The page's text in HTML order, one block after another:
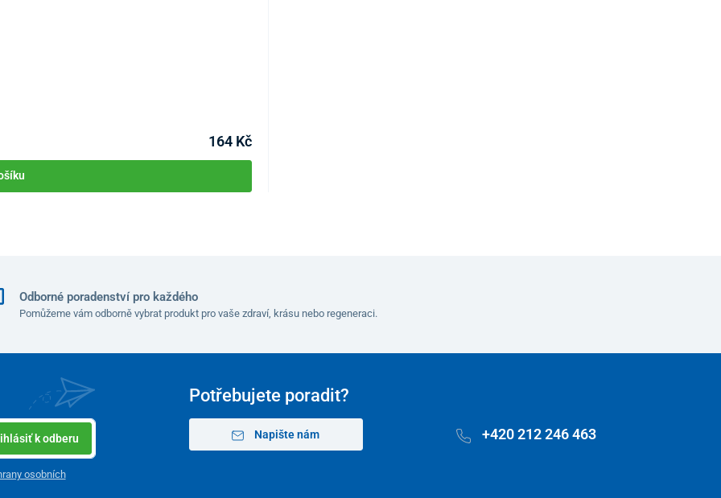
nachází na levé straně řidiče, kde si
nebo sluneční brýle
164 Kč
Odborné poradenství pro každého
Pomůžeme vám odborně vybrat produkt pro vaše zdraví, krásu nebo regeneraci.
Potřebujete poradit?
Napište nám +420 212 246 463
k odberu
osobních